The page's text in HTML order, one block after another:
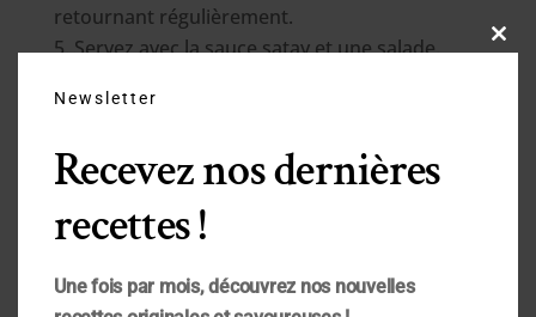
retournant régulièrement.
Servez avec la sauce satay et une salade.
Close
Newsletter
Recevez nos dernières
recettes !
Une fois par mois, découvrez nos nouvelles